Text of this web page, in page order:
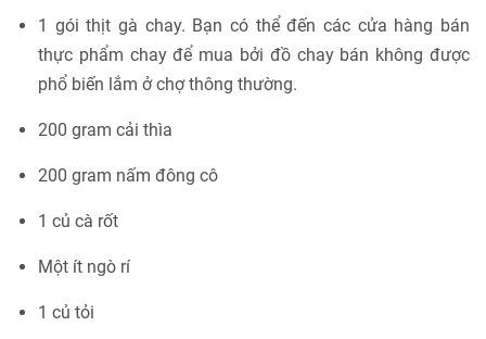
1 gói thịt gà chay. Bạn có thể đến các cửa hàng bán
thực phẩm chay để mua bởi đồ chay bán không được
phổ biến lắm ở chợ thông thường.
200 gram cải thìa
200 gram nấm đông cô
1 củ cà rốt
Một ít ngò rí
1 củ tỏi